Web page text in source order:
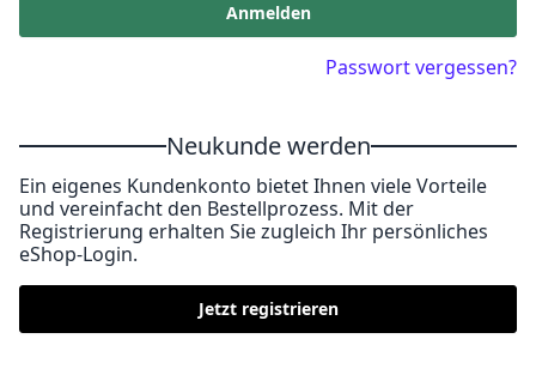
Anmelden
Passwort vergessen?
Neukunde werden
Ein eigenes Kundenkonto bietet Ihnen viele Vorteile
und vereinfacht den Bestellprozess. Mit der
Registrierung erhalten Sie zugleich Ihr persönliches
eShop-Login.
Jetzt registrieren